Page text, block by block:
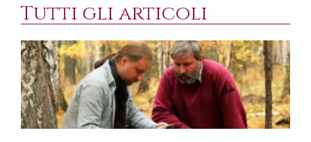
Tutti gli articoli